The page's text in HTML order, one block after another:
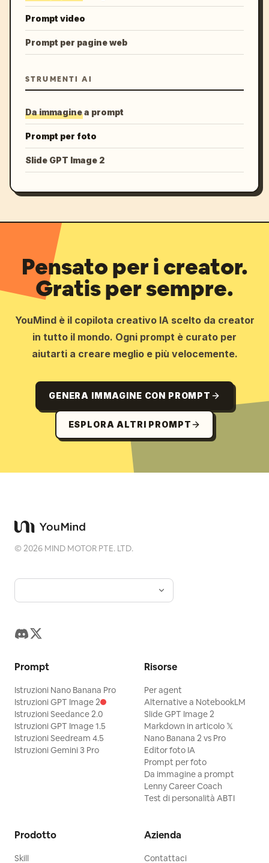
Prompt video
Prompt per pagine web
STRUMENTI AI
Da immagine a prompt
Prompt per foto
Slide GPT Image 2
Pensato per i creator.
Gratis per sempre.
YouMind è il copilota creativo IA scelto da creator
in tutto il mondo. Ogni prompt è curato per
aiutarti a creare meglio e più velocemente.
GENERA IMMAGINE CON PROMPT
ESPLORA ALTRI PROMPT
©2026 MIND MOTOR PTE. LTD.
Prompt
Istruzioni Nano Banana Pro
Istruzioni GPT Image 2
Istruzioni Seedance 2.0
Istruzioni GPT Image 1.5
Istruzioni Seedream 4.5
Istruzioni Gemini 3 Pro
Risorse
Per agent
Alternative a NotebookLM
Slide GPT Image 2
Markdown in articolo 𝕏
Nano Banana 2 vs Pro
Editor foto IA
Prompt per foto
Da immagine a prompt
Lenny Career Coach
Test di personalità ABTI
Prodotto
Skill
Azienda
Contattaci